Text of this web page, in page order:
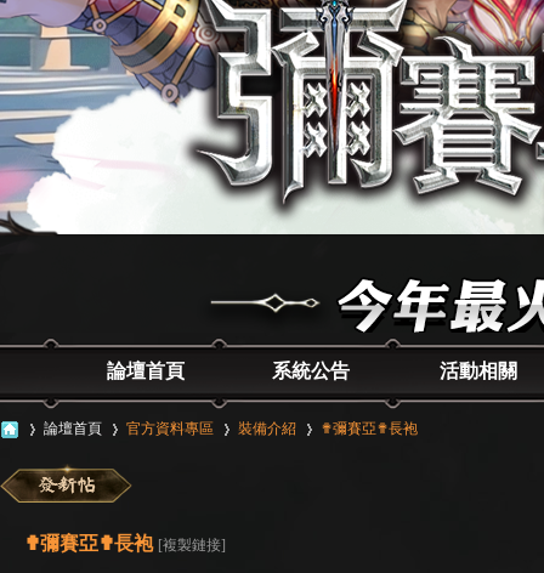
論壇首頁 系統公告 活動相關
論壇首頁
›
官方資料專區 裝備介紹 ✟彌賽亞✟長袍
✟彌賽亞✟長袍 [複製鏈接]